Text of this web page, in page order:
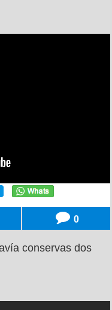
0
conservas dos